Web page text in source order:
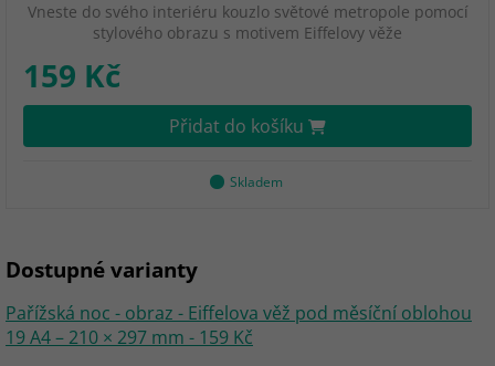
Vneste do svého interiéru kouzlo světové metropole pomocí
stylového obrazu s motivem Eiffelovy věže
159 Kč
Přidat do košíku
Skladem
Dostupné varianty
Pařížská noc - obraz - Eiffelova věž pod měsíční oblohou
19 A4 – 210 × 297 mm - 159 Kč